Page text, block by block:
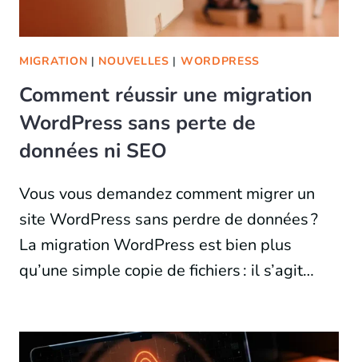
MIGRATION | NOUVELLES | WORDPRESS
Comment réussir une migration
WordPress sans perte de
données ni SEO
Vous vous demandez comment migrer un
site WordPress sans perdre de données ?
La migration WordPress est bien plus
qu’une simple copie de fichiers : il s’agit…